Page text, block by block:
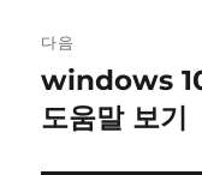
게
이
션
다음
다
음
windows
도움말 보기